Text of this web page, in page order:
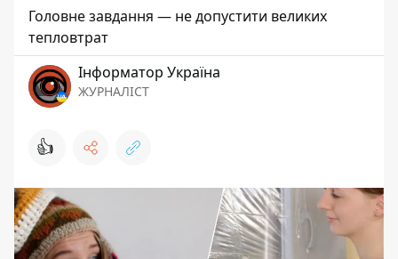
Головне завдання — не допустити великих
тепловтрат
Інформатор Україна
ЖУРНАЛІСТ
👍